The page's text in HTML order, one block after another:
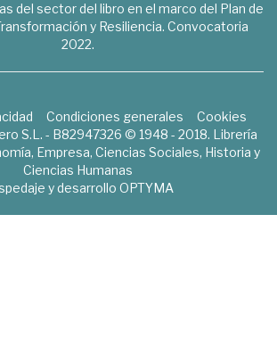
del sector del libro en el marco del Plan de
y Resiliencia. Convocatoria
2022.
Condiciones generales
Cookies
S.L. - B82947326 © 1948 - 2018. Librería
Empresa, Ciencias Sociales, Historia y
Ciencias Humanas
y desarrollo OPTYMA